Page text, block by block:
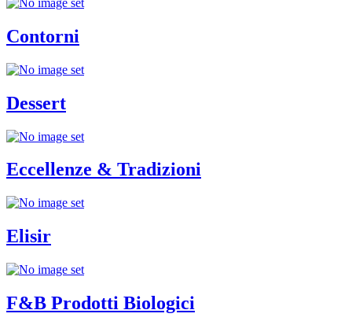
Contorni
Dessert
Eccellenze & Tradizioni
Elisir
F&B Prodotti Biologici